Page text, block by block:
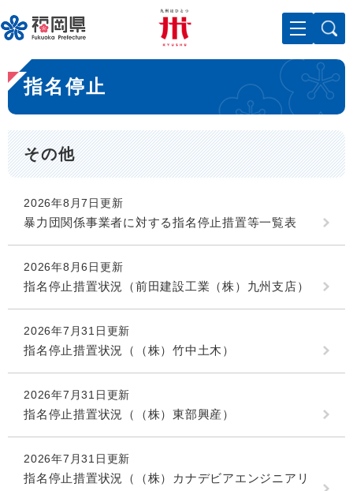
ー
ジ
先
頭
で
。
メニューを飛ばして本文へ
本
文
指名停止
その他
2026年8月7日更新
暴力団関係事業者に対する指名停止措置等一覧表
2026年8月6日更新
指名停止措置状況（前田建設工業（株）九州支店）
2026年7月31日更新
指名停止措置状況（（株）竹中土木）
2026年7月31日更新
指名停止措置状況（（株）東部興産）
2026年7月31日更新
指名停止措置状況（（株）カナデビアエンジニアリ